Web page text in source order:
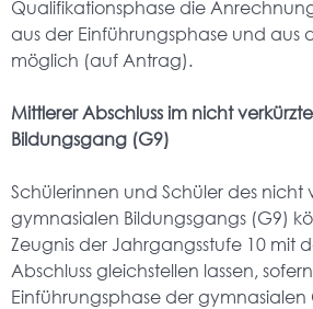
Qualifikationsphase die
aus der Einführungsphase und aus
möglich (auf Antrag).
Mittlerer Abschluss im nicht
Bildungsgang (G9)
Schülerinnen und Schüler des nicht
gymnasialen Bildungsgangs (G9)
Zeugnis der Jahrgangsstufe 10 mit
Abschluss gleichstellen lassen,
Einführungsphase der gymnasialen